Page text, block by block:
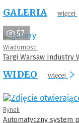
GALERIA więcej
57
Wiadomości
Targi Warsaw Industry
WIDEO więcej
Rynek
Automatyczny system